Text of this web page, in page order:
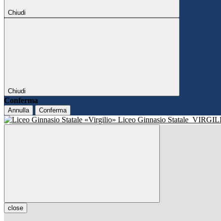
Chiudi
Chiudi
Conferma
Annulla Conferma
Liceo Ginnasio Statale
close